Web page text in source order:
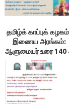
தமிழ்க் காப்புக்
இணைய அரங்கம்:
ஆளுமையர் உரை 140
141;
நூலரங்கம்-24.08.25